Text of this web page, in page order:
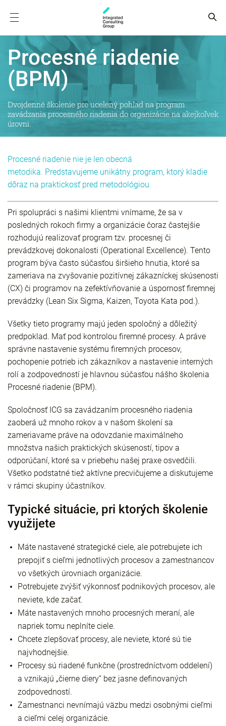
Procesné riadenie
(BPM)
Dvojdenné školenie pre ucelený pohľad na program
zavádzania procesného riadenia do organizácie na akejkoľvek
úrovni.
Procesné riadenie nie je len obecná
metodika. Predstavujeme unikátny program, ktorý kladie
dôraz na praktickosť pred metodológiou.
Pri spolupráci s našimi klientmi vnímame, že sa v
posledných rokoch firmy a organizácie čoraz častejšie
rozhodujú realizovať program tzv. procesnej či
prevádzkovej dokonalosti (Operational Excellence). Tento
program býva často súčasťou širšieho hnutia, ktoré sa
zameriava na zvyšovanie pozitívnej zákazníckej skúsenosti
(CX) či programov na zefektívňovanie a úspornosť firemnej
prevádzky (Lean Six Sigma, Kaizen, Toyota Kata pod.).
Všetky tieto programy majú jeden spoločný a dôležitý
predpoklad. Mať pod kontrolou firemné procesy. A práve
správne nastavenie systému firemných procesov,
pochopenie potrieb ich zákazníkov a nastavenie interných
rolí a zodpovedností je hlavnou súčasťou nášho školenia
Procesné riadenie (BPM).
Spoločnosť ICG sa zavádzaním procesného riadenia
zaoberá už mnoho rokov a v našom školení sa
zameriavame práve na odovzdanie maximálneho
množstva našich praktických skúseností, tipov a
odporúčaní, ktoré sa v priebehu našej praxe osvedčili.
Všetko podstatné tiež aktívne precvičujeme a diskutujeme
v rámci skupiny účastníkov.
Typické situácie, pri ktorých školenie
využijete
Máte nastavené strategické ciele, ale potrebujete ich
prepojiť s cieľmi jednotlivých procesov a zamestnancov
vo všetkých úrovniach organizácie.
Potrebujete zvýšiť výkonnosť podnikových procesov, ale
neviete, kde začať.
Máte nastavených mnoho procesných meraní, ale
napriek tomu neplníte ciele.
Chcete zlepšovať procesy, ale neviete, ktoré sú tie
najvhodnejšie.
Procesy sú riadené funkčne (prostredníctvom oddelení)
a vznikajú „čierne diery“ bez jasne definovaných
zodpovedností.
Zamestnanci nevnímajú väzbu medzi osobnými cieľmi
a cieľmi celej organizácie.